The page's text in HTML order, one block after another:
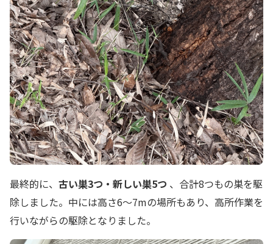
最終的に、 古い巣3つ・新しい巣5つ 、合計8つもの巣を駆
除しました。中には高さ6〜7mの場所もあり、高所作業を
行いながらの駆除となりました。